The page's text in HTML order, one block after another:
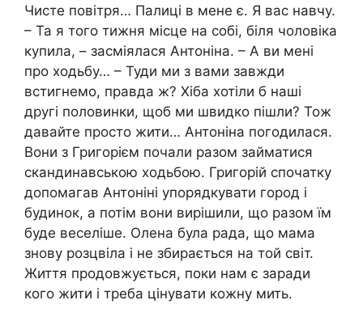
Чисте повітря… Палиці в мене є. Я вас навчу.
– Та я того тижня місце на собі, біля чоловіка
купила, – засміялася Антоніна. – А ви мені
про ходьбу… – Туди ми з вами завжди
встигнемо, правда ж? Хіба хотіли б наші
другі половинки, щоб ми швидко пішли? Тож
давайте просто жити… Антоніна погодилася.
Вони з Григорієм почали разом займатися
скандинавською ходьбою. Григорій спочатку
допомагав Антоніні упорядкувати город і
будинок, а потім вони вирішили, що разом їм
буде веселіше. Олена була рада, що мама
знову розцвіла і не збирається на той світ.
Життя продовжується, поки нам є заради
кого жити і треба цінувати кожну мить.